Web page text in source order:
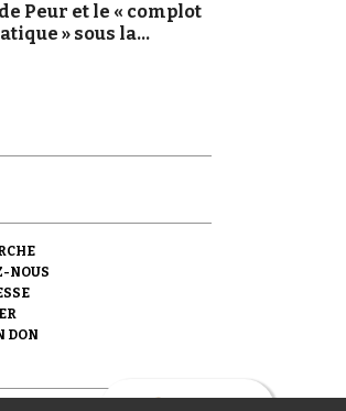
Peur et le « complot
» sous la
NOUS
DON